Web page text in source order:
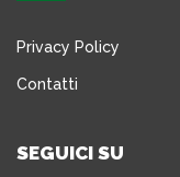
Privacy Policy
Contatti
SEGUICI SU